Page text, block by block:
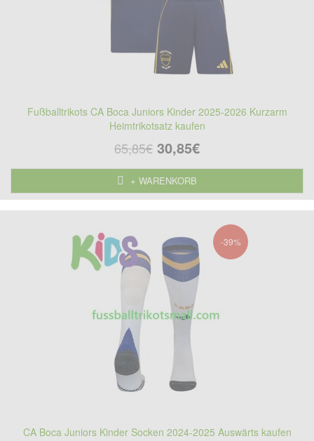
Fußballtrikots CA Boca Juniors Kinder 2025-2026 Kurzarm
Heimtrikotsatz kaufen
65,85€ 30,85€
+ WARENKORB
-39%
CA Boca Juniors Kinder Socken 2024-2025 Auswärts kaufen